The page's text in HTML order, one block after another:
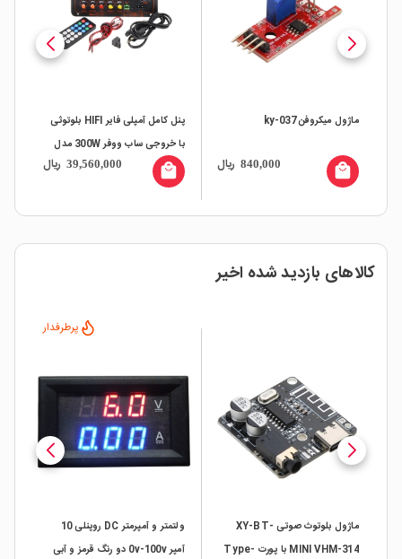
ماژول میکروفن ky-037
840,000 ریال local_mall
پنل کامل آمپلی فایر HIFI بلوتوثی
با خروجی ساب ووفر 300W مدل
D300
39,560,000 ریال local_mall
کالاهای بازدید شده اخیر
ماژول بلوتوث صوتی XY-BT-
MINI VHM-314 با پورت Type-
پرطرفدار
ولتمتر و آمپرمتر DC روپنلی 10
آمپر 0v-100v دو رنگ قرمز و آبی